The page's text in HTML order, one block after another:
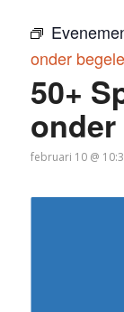
onder
50+
februari 10 @